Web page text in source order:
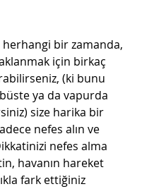
bir zamanda,
için birkaç
(ki bunu
ya da vapurda
size harika bir
nefes alın ve
nefes alma
havanın hareket
fark ettiğiniz